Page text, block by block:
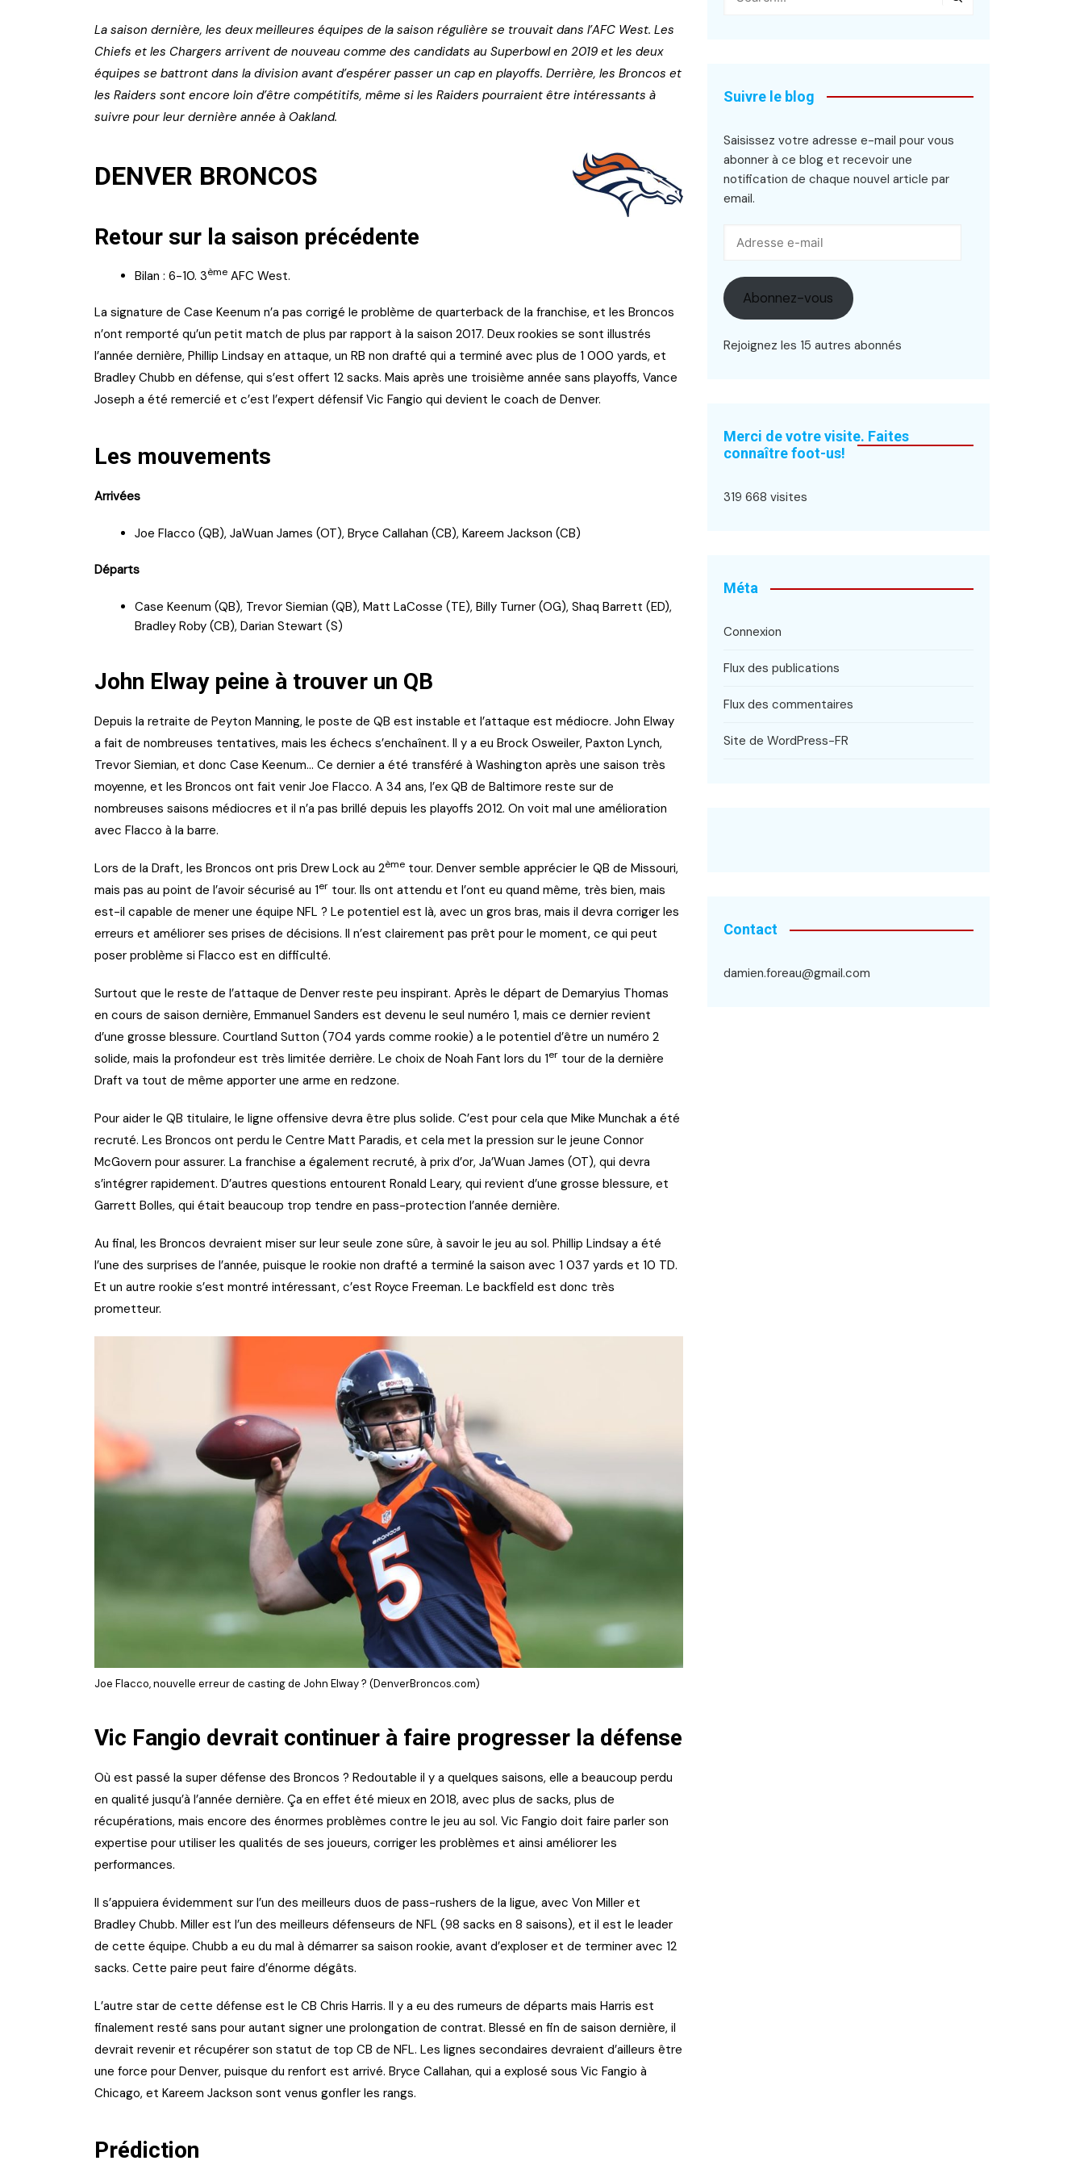
La saison dernière, les deux meilleures équipes de la saison régulière se trouvait dans l’AFC West. Les
Chiefs et les Chargers arrivent de nouveau comme des candidats au Superbowl en 2019 et les deux
équipes se battront dans la division avant d’espérer passer un cap en playoffs. Derrière, les Broncos et
les Raiders sont encore loin d’être compétitifs, même si les Raiders pourraient être intéressants à
suivre pour leur dernière année à Oakland.
DENVER BRONCOS
Retour sur la saison précédente
Bilan : 6-10. 3ème AFC West.
La signature de Case Keenum n’a pas corrigé le problème de quarterback de la franchise, et les Broncos
n’ont remporté qu’un petit match de plus par rapport à la saison 2017. Deux rookies se sont illustrés
l’année dernière, Phillip Lindsay en attaque, un RB non drafté qui a terminé avec plus de 1 000 yards, et
Bradley Chubb en défense, qui s’est offert 12 sacks. Mais après une troisième année sans playoffs, Vance
Joseph a été remercié et c’est l’expert défensif Vic Fangio qui devient le coach de Denver.
Les mouvements
Arrivées
Joe Flacco (QB), JaWuan James (OT), Bryce Callahan (CB), Kareem Jackson (CB)
Départs
Case Keenum (QB), Trevor Siemian (QB), Matt LaCosse (TE), Billy Turner (OG), Shaq Barrett (ED),
Bradley Roby (CB), Darian Stewart (S)
John Elway peine à trouver un QB
Depuis la retraite de Peyton Manning, le poste de QB est instable et l’attaque est médiocre. John Elway
a fait de nombreuses tentatives, mais les échecs s’enchaînent. Il y a eu Brock Osweiler, Paxton Lynch,
Trevor Siemian, et donc Case Keenum… Ce dernier a été transféré à Washington après une saison très
moyenne, et les Broncos ont fait venir Joe Flacco. A 34 ans, l’ex QB de Baltimore reste sur de
nombreuses saisons médiocres et il n’a pas brillé depuis les playoffs 2012. On voit mal une amélioration
avec Flacco à la barre.
Lors de la Draft, les Broncos ont pris Drew Lock au 2ème tour. Denver semble apprécier le QB de Missouri,
mais pas au point de l’avoir sécurisé au 1er tour. Ils ont attendu et l’ont eu quand même, très bien, mais
est-il capable de mener une équipe NFL ? Le potentiel est là, avec un gros bras, mais il devra corriger les
erreurs et améliorer ses prises de décisions. Il n’est clairement pas prêt pour le moment, ce qui peut
poser problème si Flacco est en difficulté.
Surtout que le reste de l’attaque de Denver reste peu inspirant. Après le départ de Demaryius Thomas
en cours de saison dernière, Emmanuel Sanders est devenu le seul numéro 1, mais ce dernier revient
d’une grosse blessure. Courtland Sutton (704 yards comme rookie) a le potentiel d’être un numéro 2
solide, mais la profondeur est très limitée derrière. Le choix de Noah Fant lors du 1er tour de la dernière
Draft va tout de même apporter une arme en redzone.
Pour aider le QB titulaire, le ligne offensive devra être plus solide. C’est pour cela que Mike Munchak a été
recruté. Les Broncos ont perdu le Centre Matt Paradis, et cela met la pression sur le jeune Connor
McGovern pour assurer. La franchise a également recruté, à prix d’or, Ja’Wuan James (OT), qui devra
s’intégrer rapidement. D’autres questions entourent Ronald Leary, qui revient d’une grosse blessure, et
Garrett Bolles, qui était beaucoup trop tendre en pass-protection l’année dernière.
Au final, les Broncos devraient miser sur leur seule zone sûre, à savoir le jeu au sol. Phillip Lindsay a été
l’une des surprises de l’année, puisque le rookie non drafté a terminé la saison avec 1 037 yards et 10 TD.
Et un autre rookie s’est montré intéressant, c’est Royce Freeman. Le backfield est donc très
prometteur.
Joe Flacco, nouvelle erreur de casting de John Elway ? (DenverBroncos.com)
Vic Fangio devrait continuer à faire progresser la défense
Où est passé la super défense des Broncos ? Redoutable il y a quelques saisons, elle a beaucoup perdu
en qualité jusqu’à l’année dernière. Ça en effet été mieux en 2018, avec plus de sacks, plus de
récupérations, mais encore des énormes problèmes contre le jeu au sol. Vic Fangio doit faire parler son
expertise pour utiliser les qualités de ses joueurs, corriger les problèmes et ainsi améliorer les
performances.
Il s’appuiera évidemment sur l’un des meilleurs duos de pass-rushers de la ligue, avec Von Miller et
Bradley Chubb. Miller est l’un des meilleurs défenseurs de NFL (98 sacks en 8 saisons), et il est le leader
de cette équipe. Chubb a eu du mal à démarrer sa saison rookie, avant d’exploser et de terminer avec 12
sacks. Cette paire peut faire d’énorme dégâts.
L’autre star de cette défense est le CB Chris Harris. Il y a eu des rumeurs de départs mais Harris est
finalement resté sans pour autant signer une prolongation de contrat. Blessé en fin de saison dernière, il
devrait revenir et récupérer son statut de top CB de NFL. Les lignes secondaires devraient d’ailleurs être
une force pour Denver, puisque du renfort est arrivé. Bryce Callahan, qui a explosé sous Vic Fangio à
Chicago, et Kareem Jackson sont venus gonfler les rangs.
Prédiction
Suivre le blog
Saisissez votre adresse e-mail pour vous
abonner à ce blog et recevoir une
notification de chaque nouvel article par
email.
Abonnez-vous
Rejoignez les 15 autres abonnés
Merci de votre visite. Faites
connaître foot-us!
319 668 visites
Méta
Connexion
Flux des publications
Flux des commentaires
Site de WordPress-FR
Contact
damien.foreau@gmail.com